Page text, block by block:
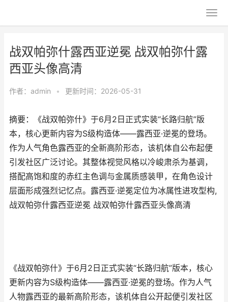
战双帕弥什露西亚逆冕 战双帕弥什露
西亚头像高清
作者： admin • 更新时间：2026-05-31
摘要：《战双帕弥什》于6月2日正式实装“长路归航”版
本，核心更新内容为S级构造体——露西亚·逆冕的登场。
作为人气角色露西亚的全新高阶形态，该机体自公布起便
引发社区广泛讨论。其整体视觉风格以冷峻肃杀为基调，
搭配高饱和度的赤红主色调与金属质感装甲，在角色设计
层面形成强烈记忆点。露西亚·逆冕定位为冰属性进攻型构,
战双帕弥什露西亚逆冕 战双帕弥什露西亚头像高清
《战双帕弥什》于6月2日正式实装“长路归航”版本，核心
更新内容为S级构造体——露西亚·逆冕的登场。作为人气
人物露西亚的最新高阶形态，该机体自公开起便引发社区